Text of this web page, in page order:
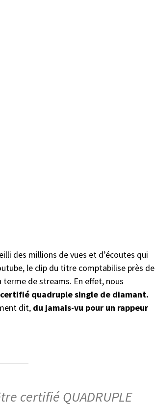
des millions de vues et d’écoutes qui
le clip du titre comptabilise près de
de streams. En effet, nous
quadruple single de diamant.
dit, du jamais-vu pour un rappeur
certifié QUADRUPLE